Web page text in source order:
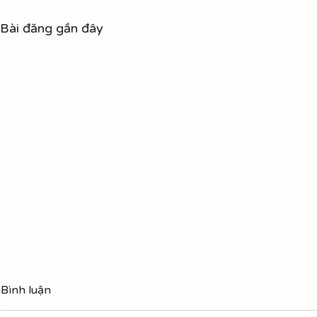
Bài đăng gần đây
Bình luận